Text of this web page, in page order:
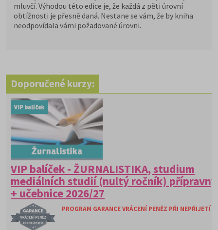
mluvčí. Výhodou této edice je, že každá z pěti úrovní
obtížnosti je přesně daná. Nestane se vám, že by kniha
neodpovídala vámi požadované úrovni.
Doporučené kurzy:
VIP balíček - ŽURNALISTIKA, studium
mediálních studií (nultý ročník)
+ učebnice 2026/27
PROGRAM GARANCE VRÁCENÍ PENĚZ PŘI NEPŘIJETÍ